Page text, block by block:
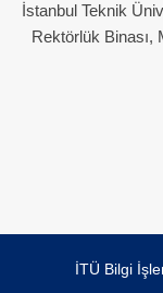
İstanbul Teknik
Rektörlük Binası,
İTÜ Bilgi